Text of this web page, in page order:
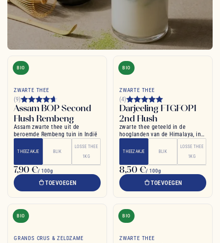
BIO
ZWARTE THEE
(9)
Assam BOP Second
Flush Rembeng
Assam zwarte thee uit de
beroemde Rembeng tuin in Indië
THEEZAKJE BLIK
LOSSE THEE
1KG
7,90 €/ 100g
TOEVOEGEN
BIO
ZWARTE THEE
(4)
Darjeeling FTGFOP1
2nd Flush
zwarte thee geteeld in de
hooglanden van de Himalaya, in
THEEZAKJE BLIK
LOSSE THEE
1KG
8,50 €/ 100g
TOEVOEGEN
BIO
GRANDS CRUS & ZELDZAME
BIO
ZWARTE THEE